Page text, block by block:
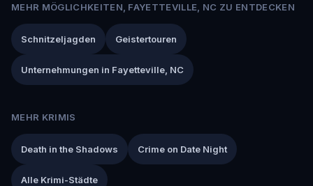
MEHR MÖGLICHKEITEN, FAYETTEVILLE, NC ZU ENTDECKEN
Schnitzeljagden Geistertouren
Unternehmungen in Fayetteville, NC
MEHR KRIMIS
Death in the Shadows Crime on Date Night
Alle Krimi-Städte